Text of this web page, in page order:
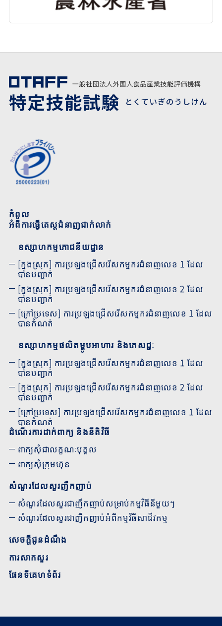
កំពូល
អំពីការធ្វើតេស្តជំនាញជាក់លាក់
ឧស្សាហកម្មភោជនីយដ្ឋាន
[ក្នុងស្រុក] ការប្រឡងជ្រើសរើសកម្មករជំនាញលេខ 1 ដែល
បានបញ្ជាក់
[ក្នុងស្រុក] ការប្រឡងជ្រើសរើសកម្មករជំនាញលេខ 2 ដែល
បានបញ្ជាក់
[ក្រៅប្រទេស] ការប្រឡងជ្រើសរើសកម្មករជំនាញលេខ 1 ដែល
បានកំណត់
ឧស្សាហកម្មផលិតម្ហូបអាហារ និងភេសជ្ជៈ
[ក្នុងស្រុក] ការប្រឡងជ្រើសរើសកម្មករជំនាញលេខ 1 ដែល
បានបញ្ជាក់
[ក្នុងស្រុក] ការប្រឡងជ្រើសរើសកម្មករជំនាញលេខ 2 ដែល
បានបញ្ជាក់
[ក្រៅប្រទេស] ការប្រឡងជ្រើសរើសកម្មករជំនាញលេខ 1 ដែល
បានកំណត់
ដំណើរការដាក់ពាក្យ និងនីតិវិធី
ពាក្យសុំជាលក្ខណៈបុគ្គល
ពាក្យសុំក្រុមហ៊ុន
សំណួរដែលសួរញឹកញាប់
សំណួរដែលសួរជាញឹកញាប់សម្រាប់កម្មវិធីនីមួយៗ
សំណួរដែលសួរជាញឹកញាប់អំពីកម្មវិធីសាជីវកម្ម
សេចក្តីជូនដំណឹង
ការសាកសួរ
ផែនទីគេហទំព័រ